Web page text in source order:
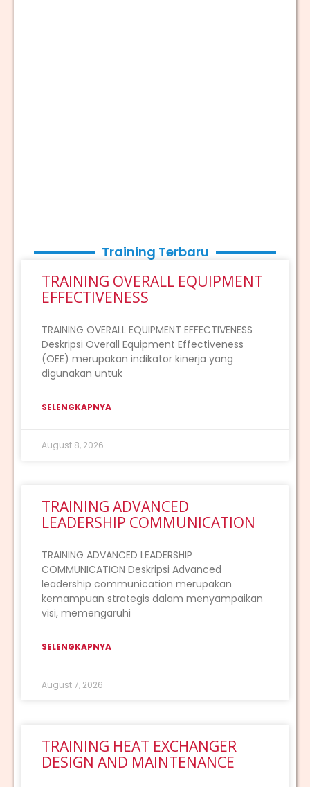
Training Terbaru
TRAINING OVERALL EQUIPMENT
EFFECTIVENESS
TRAINING OVERALL EQUIPMENT EFFECTIVENESS
Deskripsi Overall Equipment Effectiveness
(OEE) merupakan indikator kinerja yang
digunakan untuk
SELENGKAPNYA
August 8, 2026
TRAINING ADVANCED
LEADERSHIP COMMUNICATION
TRAINING ADVANCED LEADERSHIP
COMMUNICATION Deskripsi Advanced
leadership communication merupakan
kemampuan strategis dalam menyampaikan
visi, memengaruhi
SELENGKAPNYA
August 7, 2026
TRAINING HEAT EXCHANGER
DESIGN AND MAINTENANCE